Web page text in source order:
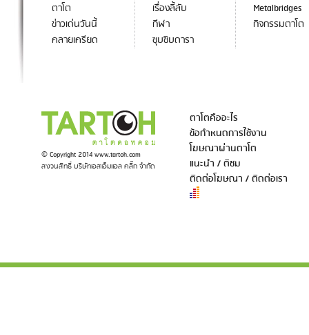
ตาโต
ข่าวเด่นวันนี้
คลายเครียด
เรื่องลี้ลับ
กีฬา
ซุบซิบดารา
Metalbridges
กิจกรรมตาโต
© Copyright 2014 www.tartoh.com
สงวนสิทธิ์ บริษัทเอสเอ็มแอล คลิ๊ก จำกัด
ตาโตคืออะไร
ข้อกำหนดการใช้งาน
โฆษณาผ่านตาโต
แนะนำ / ติชม
ติดต่อโฆษณา / ติดต่อเรา